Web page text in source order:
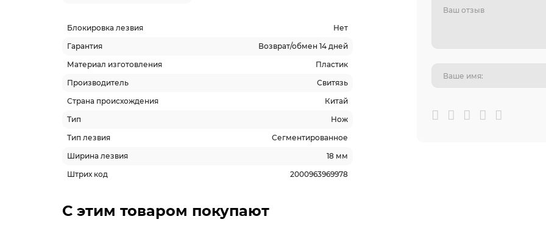
Блокировка лезвия
Нет
Гарантия
Возврат/обмен 14 дней
Материал изготовления
Пластик
Производитель
Свитязь
Страна происхождения
Китай
Тип
Нож
Тип лезвия
Сегментированное
Ширина лезвия
18 мм
Штрих код
2000963969978
С этим товаром покупают